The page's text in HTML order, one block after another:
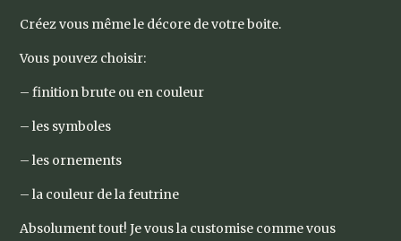
Créez vous même le décore de votre boite.
Vous pouvez choisir:
– finition brute ou en couleur
– les symboles
– les ornements
– la couleur de la feutrine
Absolument tout! Je vous la customise comme vous